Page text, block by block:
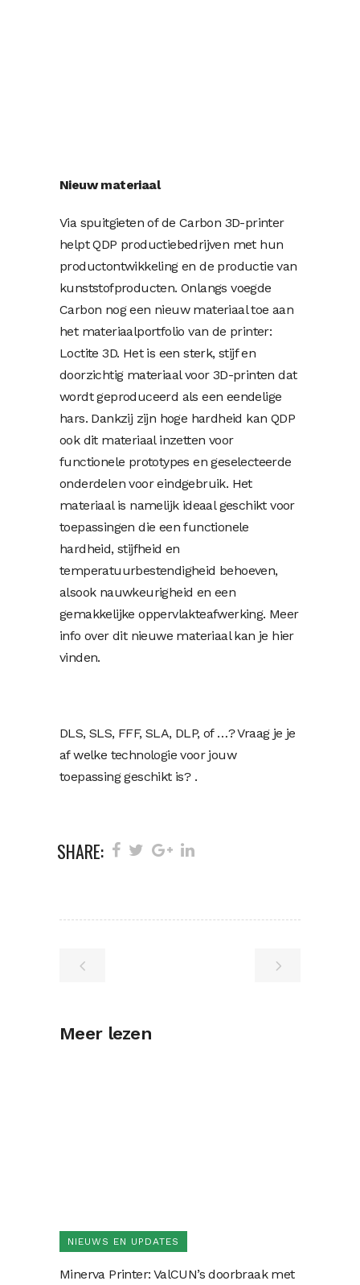
Nieuw materiaal
Via spuitgieten of de Carbon 3D-printer
helpt QDP productiebedrijven met hun
productontwikkeling en de productie van
kunststofproducten. Onlangs voegde
Carbon nog een nieuw materiaal toe aan
het materiaalportfolio van de printer:
Loctite 3D. Het is een sterk, stijf en
doorzichtig materiaal voor 3D-printen dat
wordt geproduceerd als een eendelige
hars. Dankzij zijn hoge hardheid kan QDP
ook dit materiaal inzetten voor
functionele prototypes en geselecteerde
onderdelen voor eindgebruik. Het
materiaal is namelijk ideaal geschikt voor
toepassingen die een functionele
hardheid, stijfheid en
temperatuurbestendigheid behoeven,
alsook nauwkeurigheid en een
gemakkelijke oppervlakteafwerking. Meer
info over dit nieuwe materiaal kan je hier
vinden.
DLS, SLS, FFF, SLA, DLP, of …? Vraag je je
af welke technologie voor jouw
toepassing geschikt is? .
SHARE:
Meer lezen
NIEUWS EN UPDATES
Minerva Printer: ValCUN’s doorbraak met